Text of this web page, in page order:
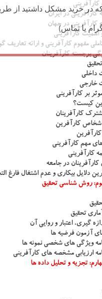
کارآفرینی در ایران
کارآفرینی در جهان
اهمیت کارآفرینی
مفهوم کارآفرینی و ارائه تعاریف
برجسته کارآفرینان
داخلی
خارجی
بر کارآفرینی
کیست؟
کارآفرینان
کارآفرین
مهم کارآفرینی
کارآفرینی
در جامعه
دلایل بیکاری و عدم اشتغال فارغ
روش شناسی تحقیق
تحقیق
گیری، اعتبار و روایی آن
آزمون فرضیه ها
ویژگی های شخصی نمونه ها
ارزیابی مشخصه های کارآفرینی
تجزیه و تحلیل داده ها
در خرید مشکل داشتید از